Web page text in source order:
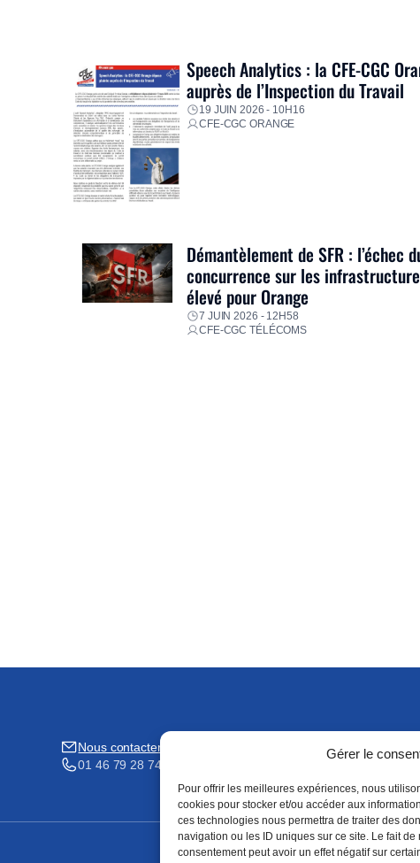
Gérer le
Pour offrir les meilleures expériences, nous
cookies pour stocker et/ou accéder aux
ces technologies nous permettra de traiter des
navigation ou les ID uniques sur ce site. Le fait
consentement peut avoir un effet négatif sur
Speech Analytics : la CFE-CGC
auprès de l’Inspection du Travail
19 JUIN 2026 - 10H16
CFE-CGC ORANGE
Démantèlement de SFR : l’échec
concurrence sur les
élevé pour Orange
7 JUIN 2026 - 12H58
CFE-CGC TÉLÉCOMS
Nous contacter
01 46 79 28 74